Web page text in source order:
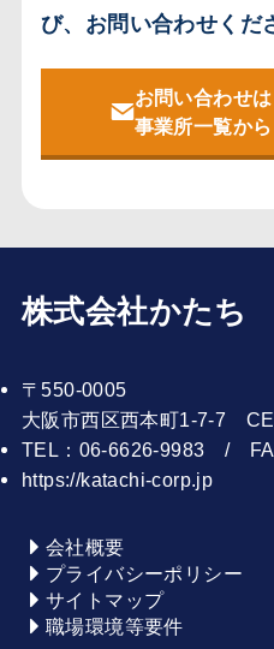
び、お問い合わせくだ
お問い合わせは
事業所一覧から
株式会社かたち
〒550-0005
大阪市西区西本町1-7-7
TEL：06-6626-9983 /
https://katachi-corp.jp
会社概要
プライバシーポリシー
サイトマップ
職場環境等要件